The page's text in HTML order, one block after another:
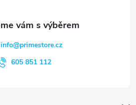
info@primestore.cz
605 851 112